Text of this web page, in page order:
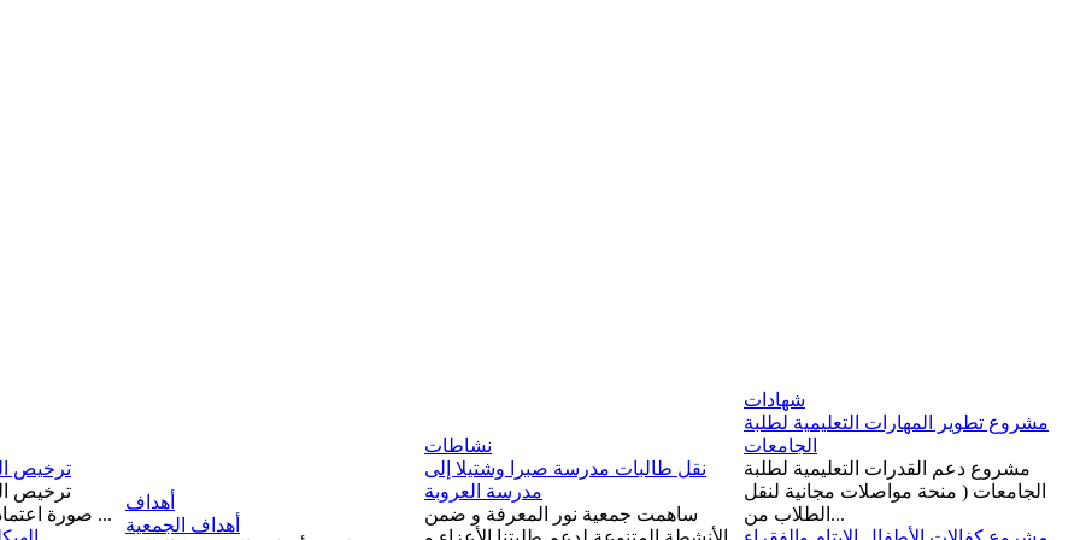
ترخيص
ترخيص
صورة اعتماد مجلس الادارة من قبل وزارة ...
أهداف
أهداف الجمعية
نشاطات
نقل طالبات مدرسة صبرا وشتيلا إلى
مدرسة العروبة
ساهمت جمعية نور المعرفة و ضمن
شهادات
مشروع تطوير المهارات التعليمية لطلبة
الجامعات
مشروع دعم القدرات التعليمية لطلبة
الجامعات ( منحة مواصلات مجانية لنقل
الطلاب من...